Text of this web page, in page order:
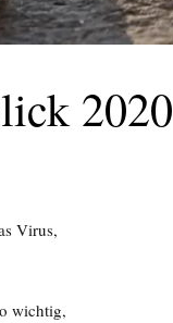
2020
Virus,
wichtig,